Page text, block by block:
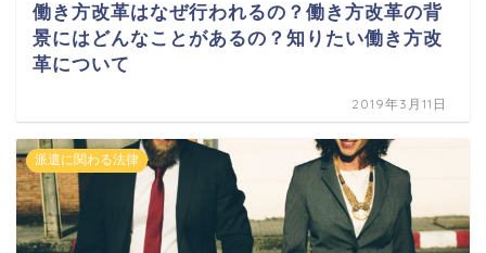
働き方改革はなぜ行われるの？働き方改革の背
景にはどんなことがあるの？知りたい働き方改
革について
2019年3月11日
派遣に関わる法律